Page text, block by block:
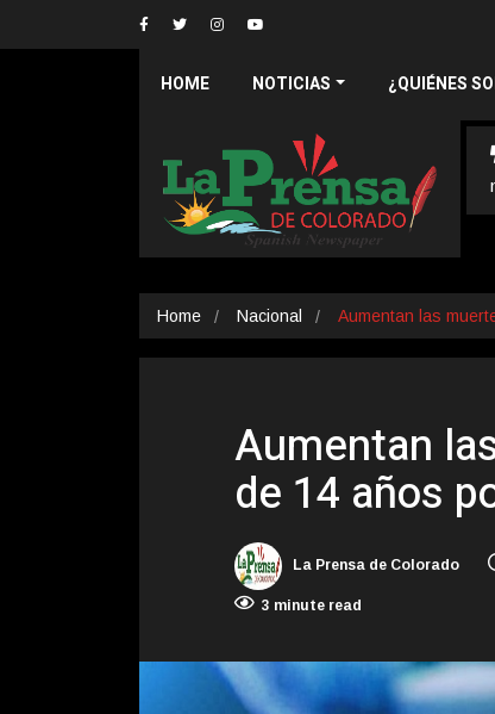
HOME NOTICIAS ¿QUIÉNES
Home Nacional Aumentan las
Aumentan
de 14 años
La Prensa de Colorado
3 minute read